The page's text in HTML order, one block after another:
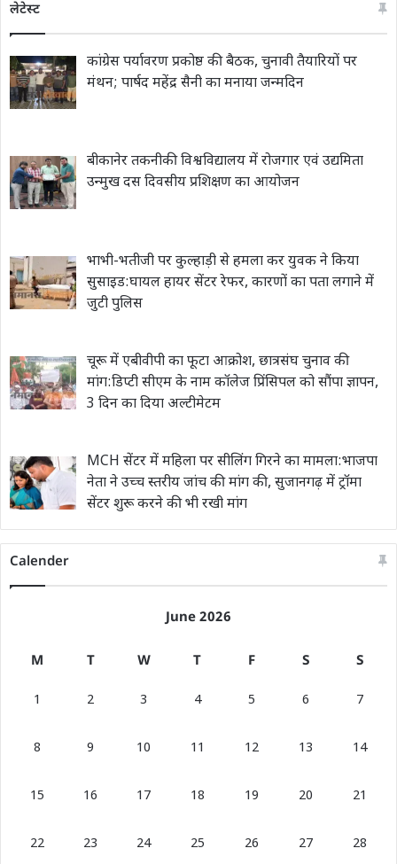
लेटेस्ट
कांग्रेस पर्यावरण प्रकोष्ठ की बैठक, चुनावी तैयारियों पर
मंथन; पार्षद महेंद्र सैनी का मनाया जन्मदिन
बीकानेर तकनीकी विश्वविद्यालय में रोजगार एवं उद्यमिता
उन्मुख दस दिवसीय प्रशिक्षण का आयोजन
भाभी-भतीजी पर कुल्हाड़ी से हमला कर युवक ने किया
सुसाइड:घायल हायर सेंटर रेफर, कारणों का पता लगाने में
जुटी पुलिस
चूरू में एबीवीपी का फूटा आक्रोश, छात्रसंघ चुनाव की
मांग:डिप्टी सीएम के नाम कॉलेज प्रिंसिपल को सौंपा ज्ञापन,
3 दिन का दिया अल्टीमेटम
MCH सेंटर में महिला पर सीलिंग गिरने का मामला:भाजपा
नेता ने उच्च स्तरीय जांच की मांग की, सुजानगढ़ में ट्रॉमा
सेंटर शुरू करने की भी रखी मांग
Calender
June 2026
M T W T F S S
1 2 3 4 5 6 7
8 9 10 11 12 13 14
15 16 17 18 19 20 21
22 23 24 25 26 27 28